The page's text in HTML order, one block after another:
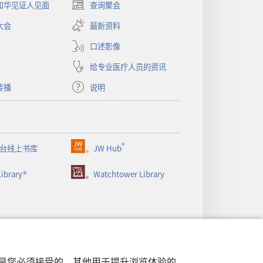
华见证人见面 查询聚会
（打
开
新
窗
口）
会
最新资料
口述影像
给专业医疗人员的资讯
播
说明
线上书库 JW Hub®
（打
开
新
Watchtower Library